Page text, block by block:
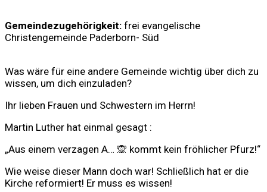
Gemeindezugehörigkeit: frei evangelische
Christengemeinde Paderborn- Süd
Was wäre für eine andere Gemeinde wichtig über dich zu
wissen, um dich einzuladen?
Ihr lieben Frauen und Schwestern im Herrn!
Martin Luther hat einmal gesagt :
„Aus einem verzagen A… 🙊 kommt kein fröhlicher Pfurz!“
Wie weise dieser Mann doch war! Schließlich hat er die
Kirche reformiert! Er muss es wissen!